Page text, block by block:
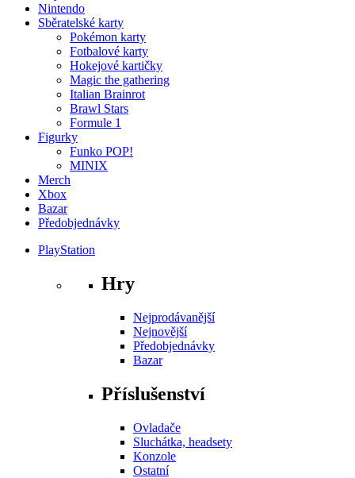
Nintendo
Sběratelské karty
Pokémon karty
Fotbalové karty
Hokejové kartičky
Magic the gathering
Italian Brainrot
Brawl Stars
Formule 1
Figurky
Funko POP!
MINIX
Merch
Xbox
Bazar
Předobjednávky
PlayStation
Hry
Nejprodávanější
Nejnovější
Předobjednávky
Bazar
Příslušenství
Ovladače
Sluchátka, headsety
Konzole
Ostatní